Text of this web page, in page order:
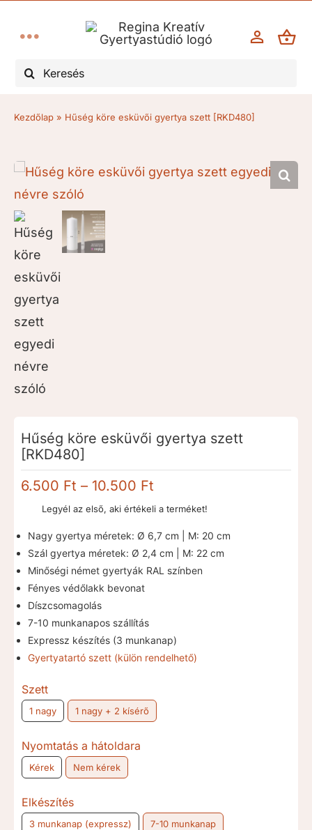
Keresés...
Toggle
Navigation
Esküvő
Kegyelet/gyász
Évforduló
Kezdőlap » Hűség köre esküvői gyertya szett [RKD480]
Hűség köre esküvői gyertya szett
[RKD480]
6.500 Ft – 10.500 Ft
6.500 Ft
10.500 Ft
Legyél az első, aki értékeli a terméket!
Nagy gyertya méretek: Ø 6,7 cm | M: 20 cm
Szál gyertya méretek: Ø 2,4 cm | M: 22 cm
Minőségi német gyertyák RAL színben
Fényes védőlakk bevonat
Díszcsomagolás
7-10 munkanapos szállítás
Expressz készítés (3 munkanap)
Gyertyatartó szett (külön rendelhető)
Szett
1 nagy 1 nagy + 2 kísérő
Nyomtatás a hátoldara
Kérek Nem kérek
Elkészítés
3 munkanap (expressz) 7-10 munkanap